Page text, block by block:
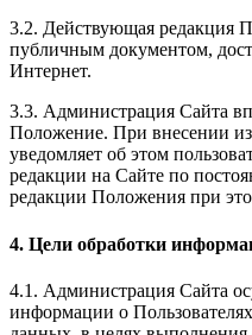
3.2. Действующая редакция
публичным документом,
Интернет.
3.3. Администрация Сайта
Положение. При внесении
уведомляет об этом
редакции на Сайте по
редакции Положения при
4. Цели обработки
4.1. Администрация Сайта
информации о